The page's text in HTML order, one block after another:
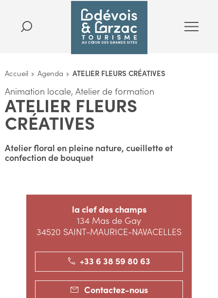
Accueil Agenda ATELIER FLEURS CRÉATIVES
Animation locale, Atelier de formation
ATELIER FLEURS
CRÉATIVES
Atelier floral en pleine nature, cueillette et
confection de bouquet
la clef des champs
134 Mas de Gay
34520 SAINT-MAURICE-NAVACELLES
+33 6 38 59 80 63
Contactez-nous